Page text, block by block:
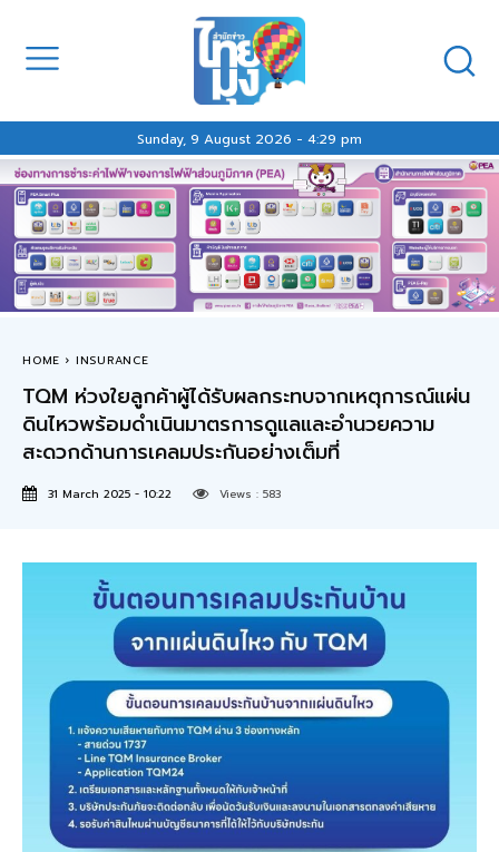
Sunday, 9 August 2026 - 4:29 pm
HOME INSURANCE
TQM ห่วงใยลูกค้าผู้ได้รับผลกระทบจากเหตุการณ์แผ่น
ดินไหวพร้อมดำเนินมาตรการดูแลและอำนวยความ
สะดวกด้านการเคลมประกันอย่างเต็มที่
31 March 2025 - 10:22 Views : 583